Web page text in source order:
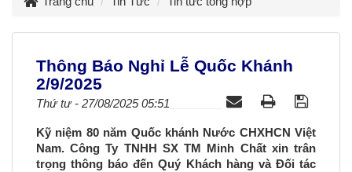
g
a
t
Thông Báo Nghỉ Lễ Quốc Khánh
2/9/2025
Thứ tư - 27/08/2025 05:51
Kỹ niệm 80 năm Quốc khánh Nước CHXHCN Việt
Nam. Công Ty TNHH SX TM Minh Chất xin trân
trọng thông báo đến Quý Khách hàng và Đối tác